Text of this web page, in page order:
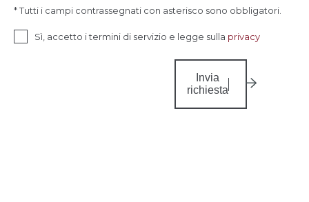
* Tutti i campi contrassegnati con asterisco sono obbligatori.
Sì, accetto i termini di servizio e legge sulla privacy
Invia
richiesta